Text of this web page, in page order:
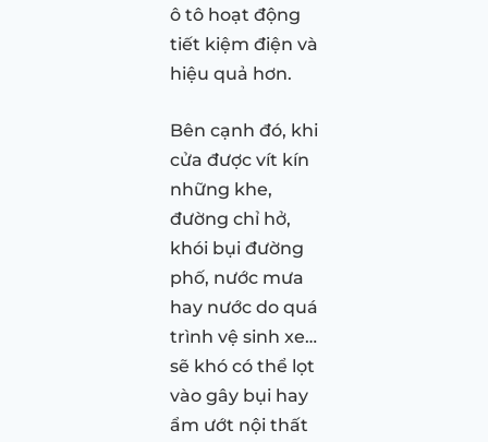
ô tô hoạt động
tiết kiệm điện và
hiệu quả hơn.
Bên cạnh đó, khi
cửa được vít kín
những khe,
đường chỉ hở,
khói bụi đường
phố, nước mưa
hay nước do quá
trình vệ sinh xe…
sẽ khó có thể lọt
vào gây bụi hay
ẩm ướt nội thất